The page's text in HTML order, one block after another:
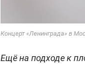
Концерт «Ленинграда» в
Ещё на подходе к